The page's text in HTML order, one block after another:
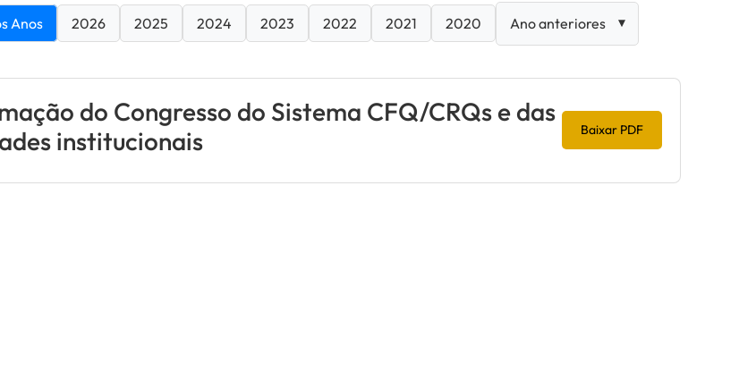
Anos 2026 2025 2024 2023 2022 2021 2020
do Congresso do Sistema CFQ/CRQs e das
institucionais
Baixar PDF